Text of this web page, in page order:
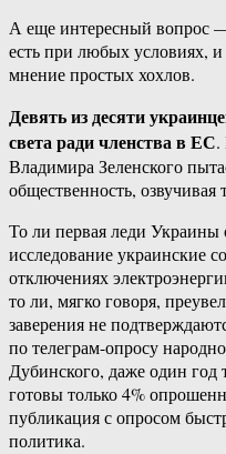
А еще интересный вопрос
есть при любых условиях,
мнение простых хохлов.
Девять из десяти
света ради членства в ЕС.
Владимира Зеленского
общественность,
То ли первая леди
исследование украинские
отключениях
то ли, мягко говоря,
заверения не
по телеграм-опросу
Дубинского, даже один год
готовы только 4%
публикация с опросом
политика.